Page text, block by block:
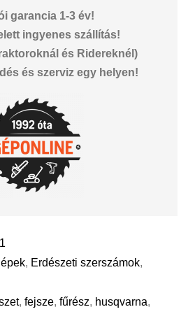
garancia 1-3 év!
ingyenes szállítás!
és Ridereknél)
és szerviz egy helyen!
, Erdészeti szerszámok,
, fejsze, fűrész, husqvarna,